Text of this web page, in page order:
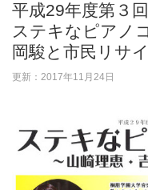
平成29年度第３
ステキなピアノ
岡駿と市民リサ
更新：2017年11月24日